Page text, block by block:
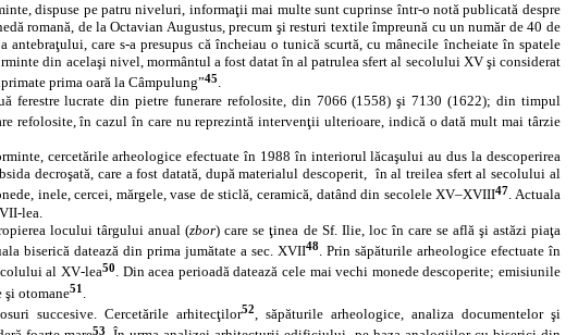
dispuse pe patru niveluri, informaţii mai multe sunt cuprinse într‑o notă publicată despre
romană, de la Octavian Augustus, precum şi resturi textile împreună cu un număr de 40 de
care s‑a presupus că încheiau o tunică scurtă, cu mânecile încheiate în spatele
din acelaşi nivel, mormântul a fost datat în al patrulea sfert al secolului XV şi considerat
prima oară la Câmpulung”45.
ferestre lucrate din pietre funerare refolosite, din 7066 (1558) şi 7130 (1622); din timpul
refolosite, în cazul în care nu reprezintă intervenţii ulterioare, indică o dată mult mai târzie
cercetările arheologice efectuate în 1988 în interiorul lăcaşului au dus la descoperirea
decroşată, care a fost datată, după materialul descoperit, în al treilea sfert al secolului al
inele, cercei, mărgele, vase de sticlă, ceramică, datând din secolele XV–XVIII47. Actuala
locului târgului anual (zbor) care se ţinea de Sf. Ilie, loc în care se află şi astăzi piaţa
biserică datează din prima jumătate a sec. XVII48. Prin săpăturile arheologice efectuate în
al XV‑lea50. Din acea perioadă datează cele mai vechi monede descoperite; emisiunile
şi otomane51
succesive. Cercetările arhitecţilor52, săpăturile arheologice, analiza documentelor şi
53